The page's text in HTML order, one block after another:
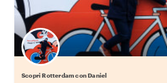
Scopri Rotterdam con Daniel